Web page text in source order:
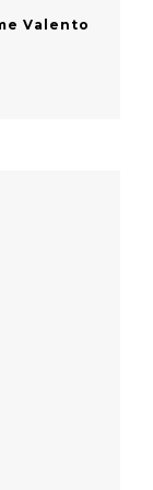
Valento